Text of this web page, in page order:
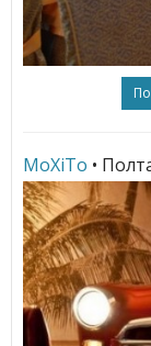
МоХіТо •